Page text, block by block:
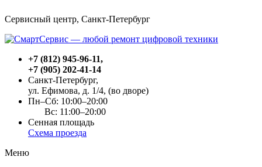
Сервисный центр, Cанкт-Петербург
+7 (812) 945-96-11,
+7 (905) 202-41-14
Санкт-Петербург,
ул. Ефимова, д. 1/4, (во дворе)
Пн–Сб: 10:00–20:00
Вс: 11:00–20:00
Сенная площадь
Схема проезда
Меню